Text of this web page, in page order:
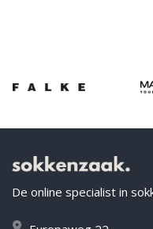
De online specialist in